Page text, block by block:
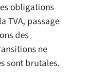
obligations
TVA, passage
des
ne
sont brutales.